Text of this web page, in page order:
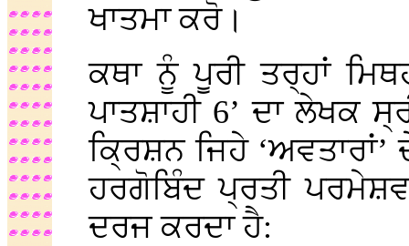
ਖਾਤਮਾ ਕਰੋ।
ਕਥਾ ਨੂੰ ਪੂਰੀ ਤਰ੍ਹਾਂ
ਪਾਤਸ਼ਾਹੀ 6’ ਦਾ ਲੇਖਕ
ਕ੍ਰਿਸ਼ਨ ਜਿਹੇ
ਹਰਗੋਬਿੰਦ ਪ੍ਰਤੀ
ਦਰਜ ਕਰਦਾ ਹੈ: